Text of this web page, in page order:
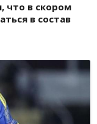
что в скором
в состав